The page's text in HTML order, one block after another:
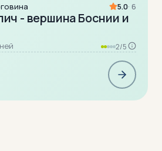
5.0· 6
- вершина Боснии и
2/5